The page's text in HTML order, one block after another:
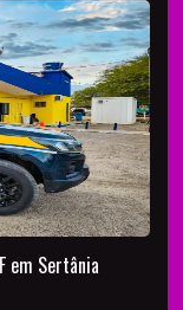
em Sertânia